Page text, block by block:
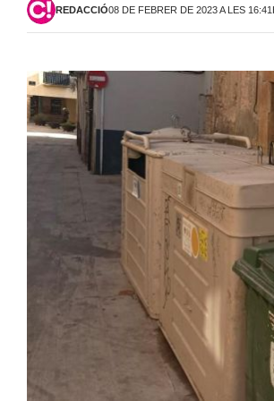
REDACCIÓ08 DE FEBRER DE 2023 A LES